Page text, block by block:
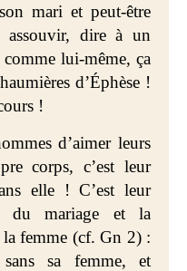
mari et peut-être
assouvir, dire à un
lui-même, ça
d’Éphèse !
!
d’aimer leurs
corps, c’est leur
elle ! C’est leur
du mariage et la
la femme (cf. Gn 2) :
sa femme, et